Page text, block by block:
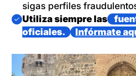
sigas perfiles
Imagen
Utiliza siempre las
oficiales.
Infórmate